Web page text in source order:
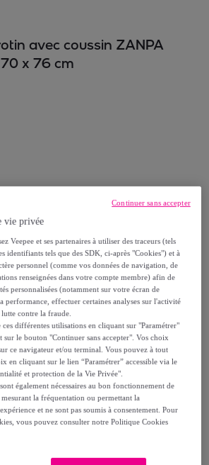
avec coussin ZANPA
x 76 cm
,
la marque
entre le17/08et le20/08
vie privée
Veepee et ses partenaires à utiliser des traceurs (tels
identifiants tels que des SDK, ci-après "Cookies") et à
personnel (comme vos données de navigation, de
renseignées dans votre compte membre) afin de
personnalisées (notamment sur votre écran de
performance, effectuer certaines analyses sur l'activité
contre la fraude.
différentes utilisations en cliquant sur "Paramétrer"
le bouton "Continuer sans accepter". Vos choix
ce navigateur et/ou terminal. Vous pouvez à tout
en cliquant sur le lien “Paramétrer” accessible via le
et protection de la Vie Privée".
également nécessaires au bon fonctionnement de
la fréquentation ou permettant la
et ne sont pas soumis à consentement. Pour
vous pouvez consulter notre Politique Cookies
Continuer sans accepter